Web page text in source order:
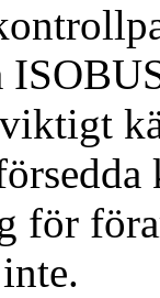
för